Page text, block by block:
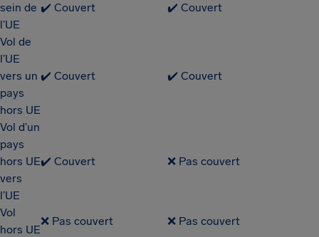
sein de
l’UE
✔️ Couvert ✔️ Couvert
Vol de
l’UE
vers un
pays
hors UE
✔️ Couvert ✔️ Couvert
Vol d’un
pays
hors UE
vers
l’UE
✔️ Couvert ❌ Pas couvert
Vol
hors UE
❌ Pas couvert ❌ Pas couvert